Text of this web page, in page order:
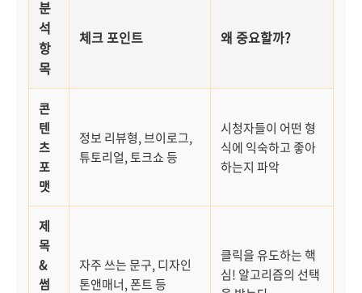
분
석
항
목
체크 포인트 왜 중요할까?
콘
텐
츠
포
맷
정보 리뷰형, 브이로그,
튜토리얼, 토크쇼 등
시청자들이 어떤 형
식에 익숙하고 좋아
하는지 파악
제
목
&
썸
자주 쓰는 문구, 디자인
톤앤매너, 폰트 등
클릭을 유도하는 핵
심! 알고리즘의 선택